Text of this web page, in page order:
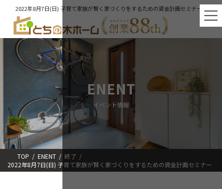
2022年8月7日(日) 子育て家族が賢く家づくりをするための資金計画セミナー
ENENT
イベント情報
TOP ENENT
終了
2022年8月7日(日) 子育て家族が賢く家づくりをするための資金計画セミナー